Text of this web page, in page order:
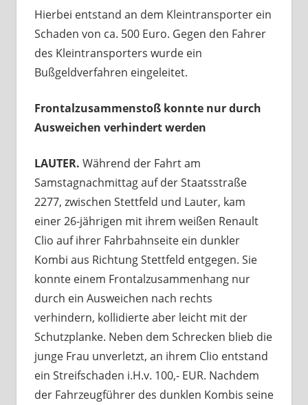
Hierbei entstand an dem Kleintransporter ein
Schaden von ca. 500 Euro. Gegen den Fahrer
des Kleintransporters wurde ein
Bußgeldverfahren eingeleitet.
Frontalzusammenstoß konnte nur durch
Ausweichen verhindert werden
LAUTER. Während der Fahrt am
Samstagnachmittag auf der Staatsstraße
2277, zwischen Stettfeld und Lauter, kam
einer 26-jährigen mit ihrem weißen Renault
Clio auf ihrer Fahrbahnseite ein dunkler
Kombi aus Richtung Stettfeld entgegen. Sie
konnte einem Frontalzusammenhang nur
durch ein Ausweichen nach rechts
verhindern, kollidierte aber leicht mit der
Schutzplanke. Neben dem Schrecken blieb die
junge Frau unverletzt, an ihrem Clio entstand
ein Streifschaden i.H.v. 100,- EUR. Nachdem
der Fahrzeugführer des dunklen Kombis seine